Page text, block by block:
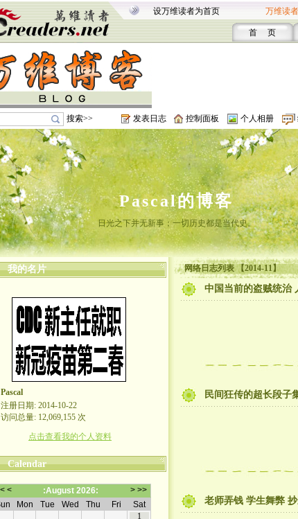
设万维读者为首页 万维读
首 页
搜索>> 发表日志 控制面板 个人相册
Pascal的博客
日光之下并无新事；一切历史都是当代史。
我的名片
Pascal
注册日期: 2014-10-22
访问总量: 12,069,155 次
点击查看我的个人资料
Calendar
网络日志列表 【2014-11】
中国当前的盗贼统
民间狂传的超长段
老师弄钱 学生舞弊